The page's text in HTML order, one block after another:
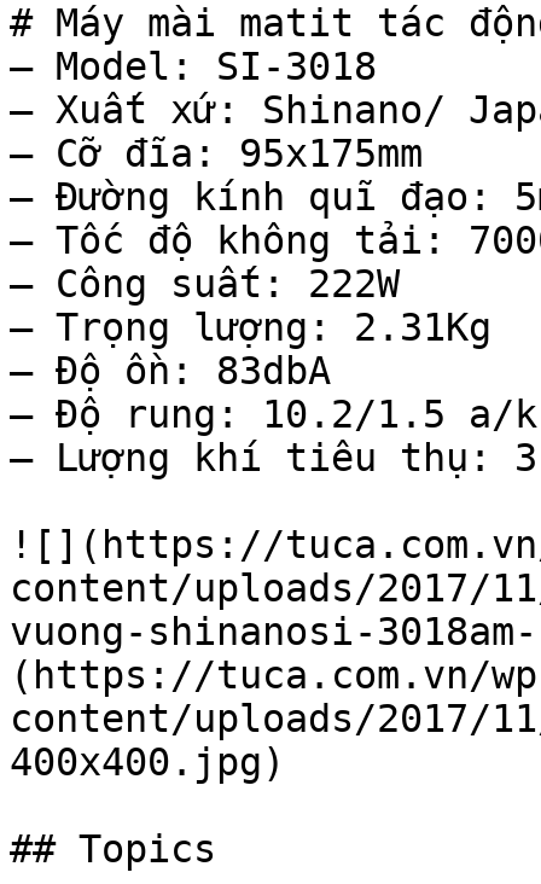
# Máy mài matit tác
– Model: SI-3018
– Xuất xứ: Shinano/
– Cỡ đĩa: 95x175mm
– Đường kính quĩ đạo:
– Tốc độ không tải:
– Công suất: 222W
– Trọng lượng: 2.31Kg
– Độ ồn: 83dbA
– Độ rung: 10.2/1.5 a/k
– Lượng khí tiêu thụ:
![](https://
content/uploads/2017/11/
vuong-shinanosi-
(https://tuca.com.vn/
content/uploads/2017/
400x400.jpg)
## Topics